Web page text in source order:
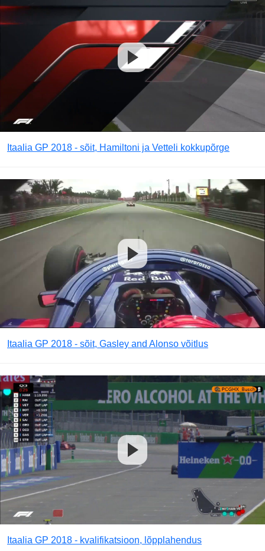
Itaalia GP 2018 - sõit, Hamiltoni ja Vetteli kokkupõrge
Itaalia GP 2018 - sõit, Gasley and Alonso võitlus
Itaalia GP 2018 - kvalifikatsioon, lõpplahendus